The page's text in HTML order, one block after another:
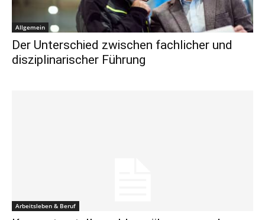
Allgemein
Der Unterschied zwischen fachlicher und
disziplinarischer Führung
Arbeitsleben & Beruf